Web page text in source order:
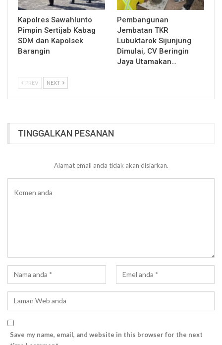
Kapolres Sawahlunto
Pimpin Sertijab Kabag
SDM dan Kapolsek
Barangin
Pembangunan
Jembatan TKR
Lubuktarok Sijunjung
Dimulai, CV Beringin
Jaya Utamakan…
PREV NEXT
TINGGALKAN PESANAN
Alamat email anda tidak akan disiarkan.
Save my name, email, and website in this browser for the next